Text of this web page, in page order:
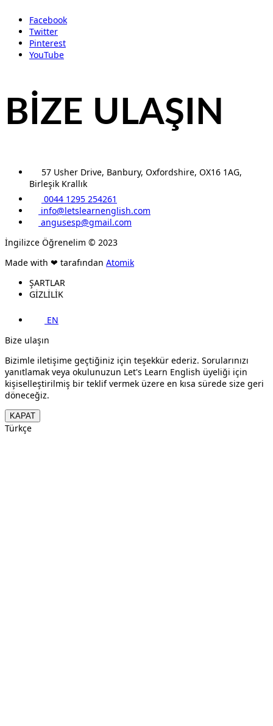
Facebook
Twitter
Pinterest
YouTube
BİZE ULAŞIN
57 Usher Drive, Banbury, Oxfordshire, OX16 1AG,
Birleşik Krallık
0044 1295 254261
info@letslearnenglish.com
angusesp@gmail.com
İngilizce Öğrenelim © 2023
Made with ❤ tarafından Atomik
ŞARTLAR
GİZLİLİK
EN
Bize ulaşın
Bizimle iletişime geçtiğiniz için teşekkür ederiz. Sorularınızı
yanıtlamak veya okulunuzun Let's Learn English üyeliği için
kişiselleştirilmiş bir teklif vermek üzere en kısa sürede size geri
döneceğiz.
KAPAT
Türkçe